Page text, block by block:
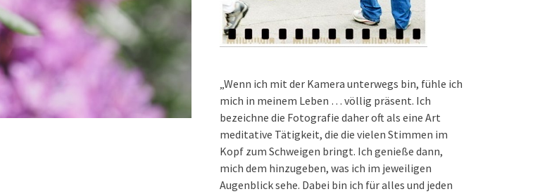
„Wenn ich mit der Kamera unterwegs bin, fühle ich
mich in meinem Leben … völlig präsent. Ich
bezeichne die Fotografie daher oft als eine Art
meditative Tätigkeit, die die vielen Stimmen im
Kopf zum Schweigen bringt. Ich genieße dann,
mich dem hinzugeben, was ich im jeweiligen
Augenblick sehe. Dabei bin ich für alles und jeden